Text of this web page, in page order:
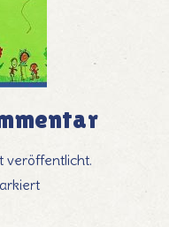
veröffentlicht.